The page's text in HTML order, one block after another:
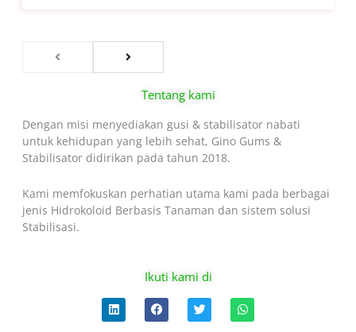
Tentang kami
Dengan misi menyediakan gusi & stabilisator nabati
untuk kehidupan yang lebih sehat, Gino Gums &
Stabilisator didirikan pada tahun 2018.
Kami memfokuskan perhatian utama kami pada berbagai
jenis Hidrokoloid Berbasis Tanaman dan sistem solusi
Stabilisasi.
Ikuti kami di
L
i
n
F
a
c
T
w
i
W
h
a